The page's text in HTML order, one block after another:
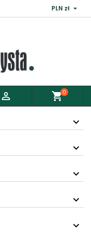
PLN zł 
 shopping_cart0